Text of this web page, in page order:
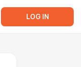
LOG IN